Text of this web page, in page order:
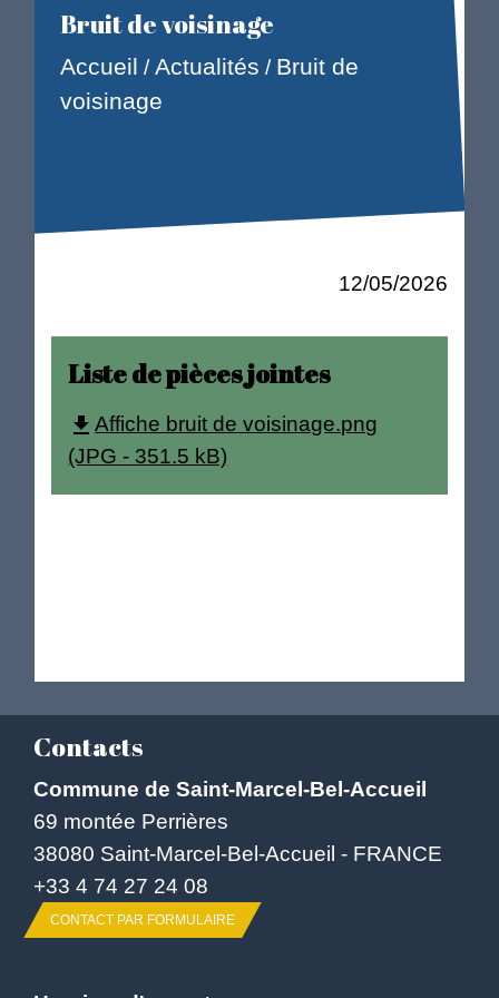
Bruit de voisinage
Accueil /Actualités / Bruit de
voisinage
12/05/2026
Liste de pièces jointes
file_downloadAffiche bruit de voisinage.png
(JPG - 351.5 kB)
Contacts
Commune de Saint-Marcel-Bel-Accueil
69 montée Perrières
38080 Saint-Marcel-Bel-Accueil - FRANCE
+33 4 74 27 24 08
CONTACT PAR FORMULAIRE